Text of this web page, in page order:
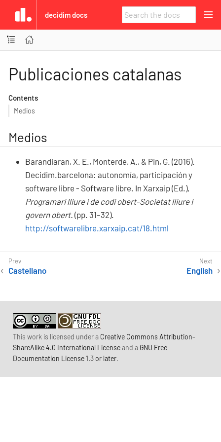
decidim docs
Publicaciones catalanas
Contents
Medios
Medios
Barandiaran, X. E., Monterde, A., & Pin, G. (2016).
Decidim.barcelona: autonomía, participación y
software libre - Software libre. In Xarxaip (Ed.),
Programari lliure i de codi obert-Societat lliure i
govern obert. (pp. 31–32).
http://softwarelibre.xarxaip.cat/18.html
Castellano English
This work is licensed under a Creative Commons Attribution-
ShareAlike 4.0 International Licenseand a GNU Free
Documentation License 1.3 or later.